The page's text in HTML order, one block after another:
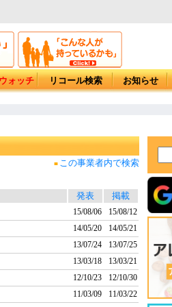
ォッチ リコール検索 お知らせ
■ この事業者内で検索
発表
掲載
15/08/06 15/08/12
14/05/20 14/05/21
13/07/24 13/07/25
13/03/18 13/03/21
12/10/23 12/10/30
11/03/09 11/03/22